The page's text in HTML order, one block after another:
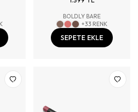
BOLDLY BARE
+33 RENK
SEPETE EKLE